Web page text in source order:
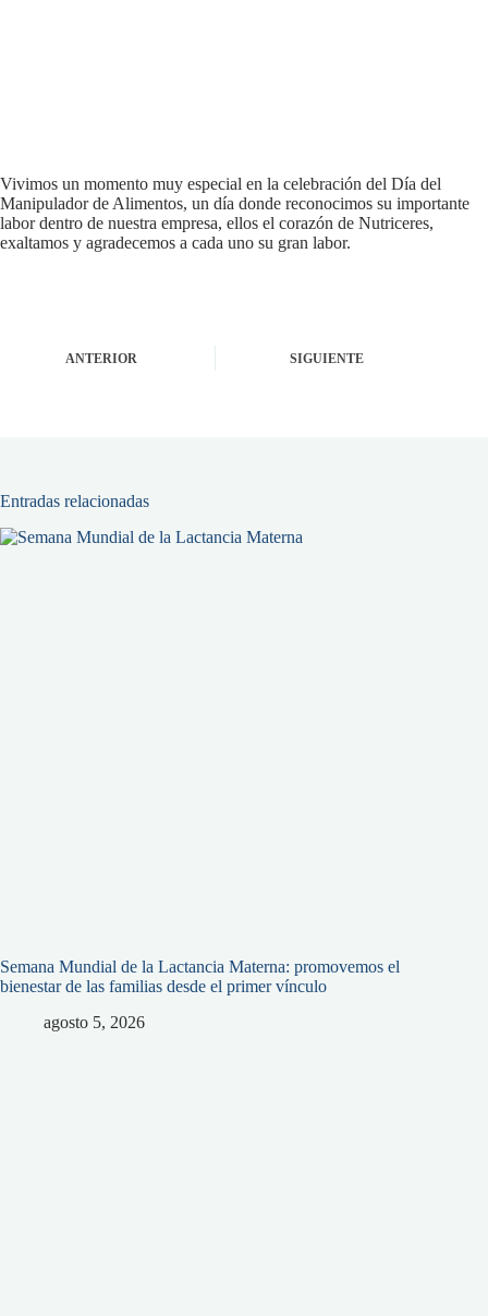
Vivimos un momento muy especial en la celebración del Día del
Manipulador de Alimentos, un día donde reconocimos su importante
labor dentro de nuestra empresa, ellos el corazón de Nutriceres,
exaltamos y agradecemos a cada uno su gran labor.
ANTERIOR SIGUIENTE
Entradas relacionadas
Semana Mundial de la Lactancia Materna: promovemos el
bienestar de las familias desde el primer vínculo
agosto 5, 2026